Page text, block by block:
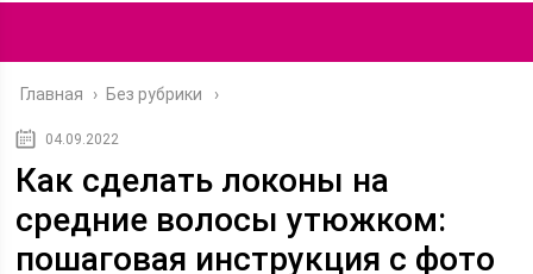
Главная › Без рубрики
04.09.2022
Как сделать локоны на
средние волосы утюжком:
пошаговая инструкция с фото